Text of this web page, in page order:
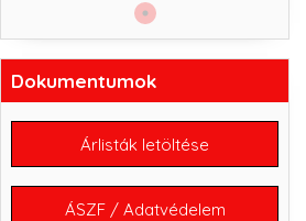
Dokumentumok
Árlisták letöltése
ÁSZF / Adatvédelem